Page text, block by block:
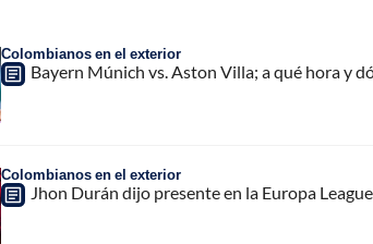
Colombianos en el exterior
Bayern Múnich vs. Aston Villa; a qué hora y
Colombianos en el exterior
Jhon Durán dijo presente en la Europa